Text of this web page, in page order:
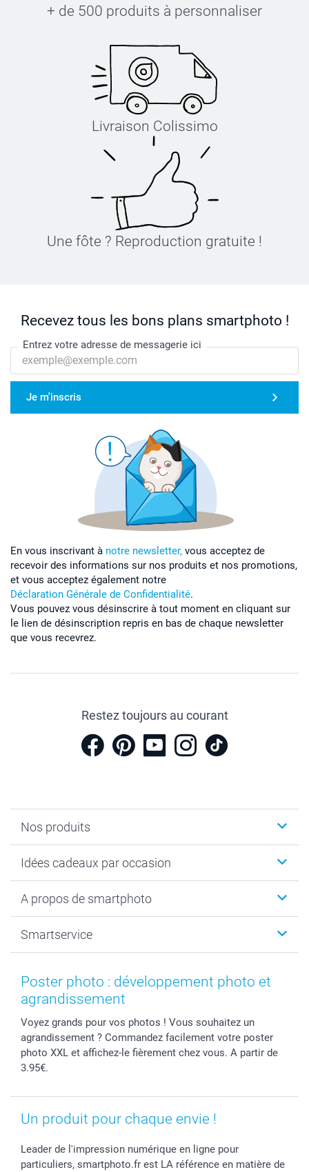
+ de 500 produits à personnaliser
Livraison Colissimo
Une fôte ? Reproduction gratuite !
Recevez tous les bons plans smartphoto !
Entrez votre adresse de messagerie ici
Je m'inscris
En vous inscrivant à notre newsletter, vous acceptez de
recevoir des informations sur nos produits et nos promotions,
et vous acceptez également notre
Déclaration Générale de Confidentialité.
Vous pouvez vous désinscrire à tout moment en cliquant sur
le lien de désinscription repris en bas de chaque newsletter
que vous recevrez.
Restez toujours au courant
Nos produits
Calendrier photo & Agenda photo
Tirage photo & agrandissement
Faire-part & Cartes
Coques smartphone
Stickers & Etiquettes
Dénicheur d'idées cadeau
Idées cadeaux par occasion
Anniversaire
Naissance & baptême
Fête des Mères
Fête des Pères
Baptême
Toussaint
Rentrée des classes
Vacances
A propos de smartphoto
Plan du site
Droit de rétraction
Plaintes
Gestion des cookies
Tarifs
Partenariats & Influence
Smartservice
Aide
smartbonus
Livraison
Modes de paiement
Grandes quantités
Poster photo : développement photo et
agrandissement
Voyez grands pour vos photos ! Vous souhaitez un
agrandissement ? Commandez facilement votre poster
photo XXL et affichez-le fièrement chez vous. A partir de
3.95€.
Un produit pour chaque envie !
Leader de l'impression numérique en ligne pour
particuliers, smartphoto.fr est LA référence en matière de